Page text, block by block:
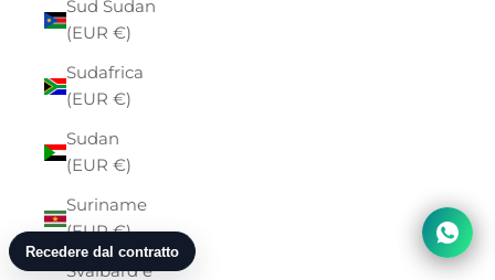
Sud Sudan
(EUR €)
Sudafrica
(EUR €)
Sudan
(EUR €)
Suriname
(EUR €)
Svalbard e